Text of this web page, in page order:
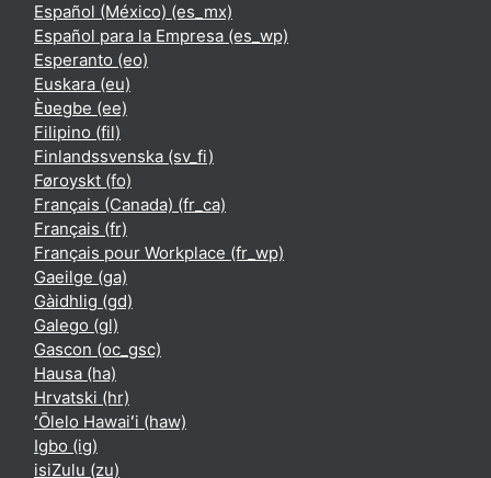
Español (México) ‎(es_mx)‎
Español para la Empresa ‎(es_wp)‎
Esperanto ‎(eo)‎
Euskara ‎(eu)‎
Èʋegbe ‎(ee)‎
Filipino ‎(fil)‎
Finlandssvenska ‎(sv_fi)‎
Føroyskt ‎(fo)‎
Français (Canada) ‎(fr_ca)‎
Français ‎(fr)‎
Français pour Workplace ‎(fr_wp)‎
Gaeilge ‎(ga)‎
Gàidhlig ‎(gd)‎
Galego ‎(gl)‎
Gascon ‎(oc_gsc)‎
Hausa ‎(ha)‎
Hrvatski ‎(hr)‎
ʻŌlelo Hawaiʻi ‎(haw)‎
Igbo ‎(ig)‎
isiZulu ‎(zu)‎